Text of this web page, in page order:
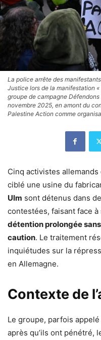
La police arrête des
Justice lors de la manifestation
groupe de campagne
novembre 2025, en amont du
Palestine Action comme
Cinq activistes allemands
ciblé une usine du
Ulm sont détenus dans
contestées, faisant face à
détention prolongée
caution. Le traitement
inquiétudes sur la
en Allemagne.
Contexte de
Le groupe, parfois appelé
après qu’ils ont pénétré,